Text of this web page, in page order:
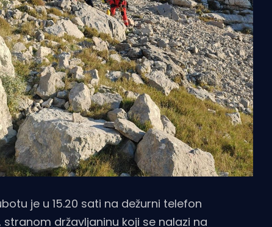
je u 15.20 sati na dežurni telefon
državljaninu koji se nalazi na